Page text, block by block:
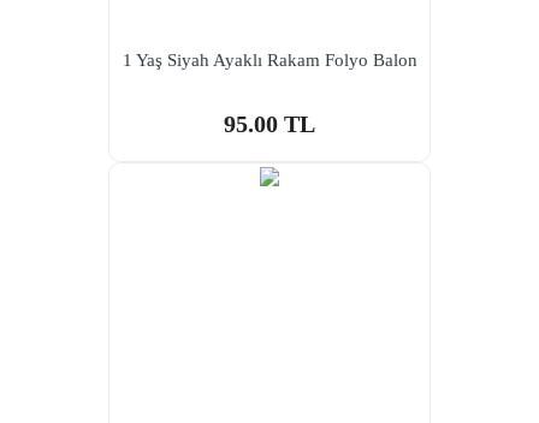
1 Yaş Siyah Ayaklı Rakam Folyo Balon
95.00 TL